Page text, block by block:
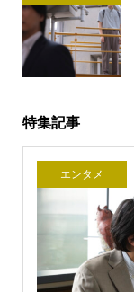
特集記事
エンタメ